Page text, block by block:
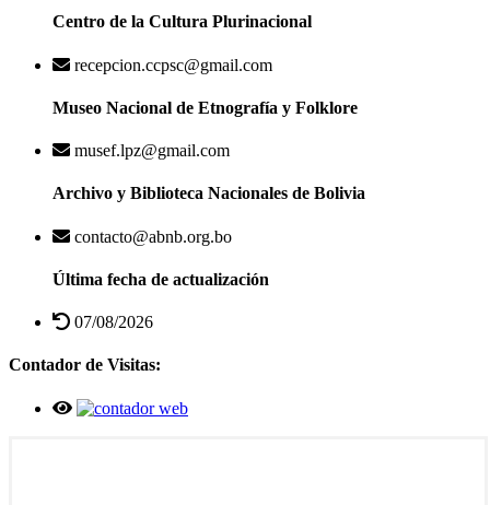
Centro de la Cultura Plurinacional
recepcion.ccpsc@gmail.com
Museo Nacional de Etnografía y Folklore
musef.lpz@gmail.com
Archivo y Biblioteca Nacionales de Bolivia
contacto@abnb.org.bo
Última fecha de actualización
07/08/2026
Contador de Visitas: